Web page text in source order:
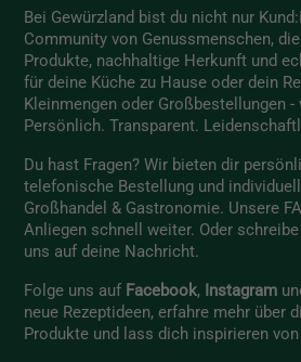
Bei Gewürzland bist du nicht nur
Community von Genussmenschen,
Produkte, nachhaltige Herkunft und
für deine Küche zu Hause oder dein
Kleinmengen oder Großbestellungen
Persönlich. Transparent.
Du hast Fragen? Wir bieten dir
telefonische Bestellung und
Großhandel & Gastronomie. Unsere
Anliegen schnell weiter. Oder
uns auf deine Nachricht.
Folge uns auf Facebook, Instagram
neue Rezeptideen, erfahre mehr über
Produkte und lass dich inspirieren